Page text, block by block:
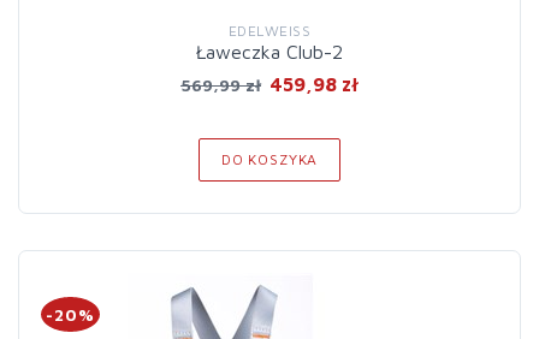
EDELWEISS
Ławeczka Club-2
569,99 zł 459,98 zł
DO KOSZYKA
-20%